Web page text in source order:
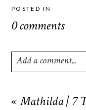
POSTED IN
0 comments
Add a comment...
are marked *
« Mathilda | 7